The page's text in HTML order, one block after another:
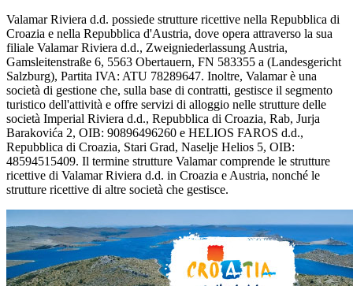
Valamar Riviera d.d. possiede strutture ricettive nella Repubblica di
Croazia e nella Repubblica d'Austria, dove opera attraverso la sua
filiale Valamar Riviera d.d., Zweigniederlassung Austria,
Gamsleitenstraße 6, 5563 Obertauern, FN 583355 a (Landesgericht
Salzburg), Partita IVA: ATU 78289647. Inoltre, Valamar è una
società di gestione che, sulla base di contratti, gestisce il segmento
turistico dell'attività e offre servizi di alloggio nelle strutture delle
società Imperial Riviera d.d., Repubblica di Croazia, Rab, Jurja
Barakovića 2, OIB: 90896496260 e HELIOS FAROS d.d.,
Repubblica di Croazia, Stari Grad, Naselje Helios 5, OIB:
48594515409. Il termine strutture Valamar comprende le strutture
ricettive di Valamar Riviera d.d. in Croazia e Austria, nonché le
strutture ricettive di altre società che gestisce.